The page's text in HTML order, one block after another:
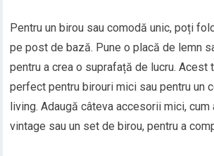
Pentru un birou sau comodă unic, poți
pe post de bază. Pune o placă de lemn
pentru a crea o suprafață de lucru.
perfect pentru birouri mici sau pentru un
living. Adaugă câteva accesorii mici, cum
vintage sau un set de birou, pentru a